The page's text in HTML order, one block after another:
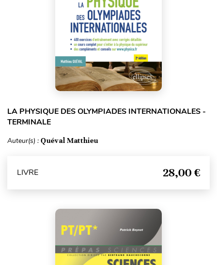
LA PHYSIQUE DES OLYMPIADES INTERNATIONALES -
TERMINALE
Auteur(s) : Quéval Matthieu
LIVRE 28,00 €